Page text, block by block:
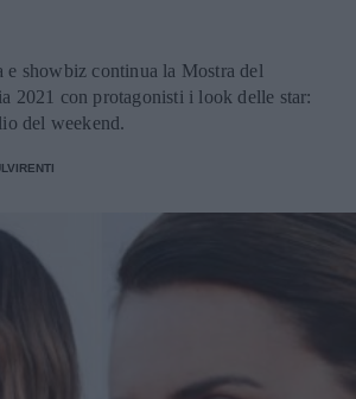
e showbiz continua la Mostra del
2021 con protagonisti i look delle star:
del weekend.